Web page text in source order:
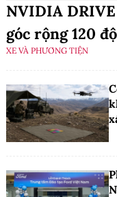
NVIDIA
góc rộng 120
XE VÀ PHƯƠNG TIỆN